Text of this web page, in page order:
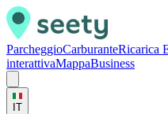
ParcheggioCarburanteRicarica
interattivaMappaBusiness
IT